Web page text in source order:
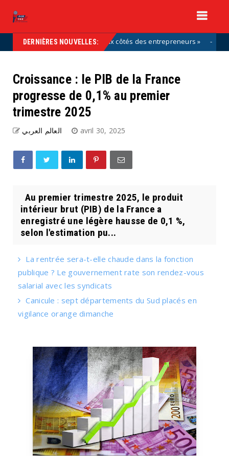
DERNIÈRES NOUVELLES:
partie de la solution, aux côtés des entrepreneurs »
Croissance : le PIB de la France
progresse de 0,1% au premier
trimestre 2025
العالم العربي avril 30, 2025
Au premier trimestre 2025, le produit
intérieur brut (PIB) de la France a
enregistré une légère hausse de 0,1 %,
selon l'estimation pu...
La rentrée sera-t-elle chaude dans la fonction
publique ? Le gouvernement rate son rendez-vous
salarial avec les syndicats
Canicule : sept départements du Sud placés en
vigilance orange dimanche